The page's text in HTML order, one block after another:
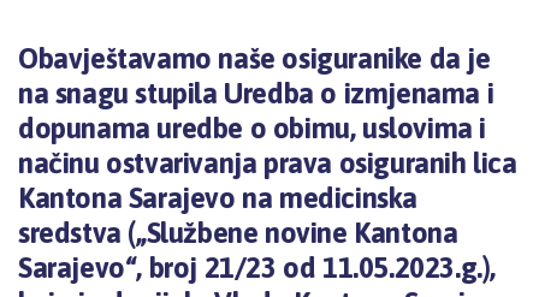
Obavještavamo naše osiguranike da je
na snagu stupila Uredba o izmjenama i
dopunama uredbe o obimu, uslovima i
načinu ostvarivanja prava osiguranih lica
Kantona Sarajevo na medicinska
sredstva („Službene novine Kantona
Sarajevo“, broj 21/23 od 11.05.2023.g.),